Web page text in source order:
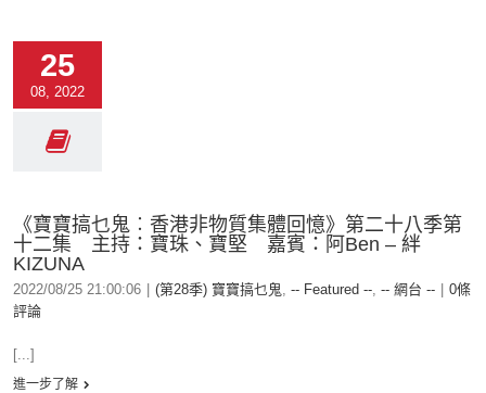
25
08, 2022
《寶寶搞乜鬼︰香港非物質集體回憶》第二十八季第
十二集 主持：寶珠、寶堅 嘉賓：阿Ben – 絆
KIZUNA
2022/08/25 21:00:06 (第28季) 寶寶搞乜鬼, -- Featured --, -- 網台 --
0條
評論
[...]
進一步了解